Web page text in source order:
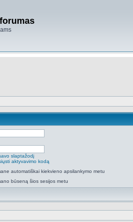
slaptažodį
aktyvavimo kodą
automatiškai kiekvieno apsilankymo metu
būseną šios sesijos metu